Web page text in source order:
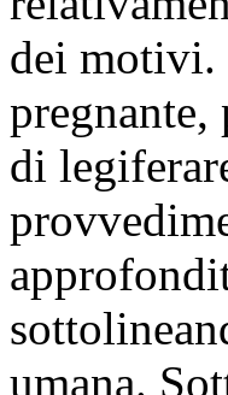
dei motivi.
di
umana.